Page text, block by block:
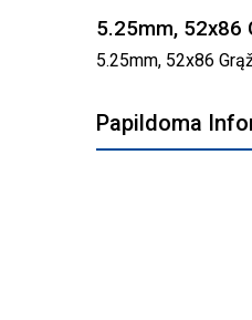
5.25mm, 52x86
5.25mm, 52x86
Papildoma